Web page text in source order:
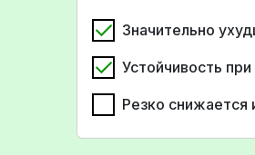
Значительно
Устойчивость
Резко снижается